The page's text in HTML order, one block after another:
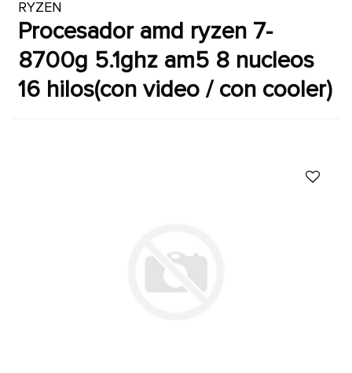
RYZEN
procesador amd ryzen 7-
8700g 5.1ghz am5 8 nucleos
16 hilos(con video / con cooler)